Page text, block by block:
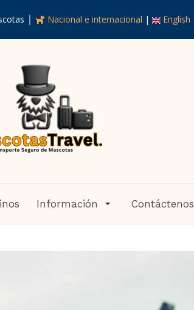
│ Nacional e internacional | English
Información Contáctenos